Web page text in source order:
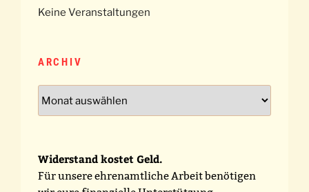
Keine Veranstaltungen
ARCHIV
Widerstand kostet Geld.
Für unsere ehrenamtliche Arbeit benötigen